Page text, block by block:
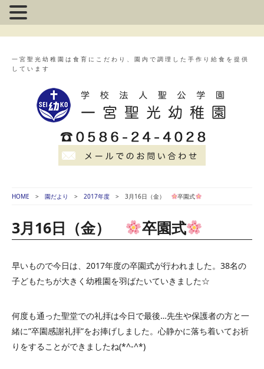
一宮聖光幼稚園は食育にこだわり、園内で調理した手作り給食を提供
しています
HOME 園だより 2017年度 3月16日（金） 卒園式
3月16日（金） 卒園式
早いもので今日は、2017年度の卒園式が行われました。38名の
子どもたちが大きく幼稚園を羽ばたいていきました☆
何度も通った聖堂での礼拝は今日で最後…先生や保護者の方と一
緒に”卒園感謝礼拝”をお捧げしました。心静かに落ち着いてお祈
りをすることができましたね(*^-^*)